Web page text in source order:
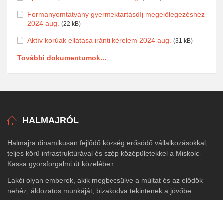
Formanyomtatvány gyermektartásdíj megelőlegezéshez
2024 aug.
(22 kB)
Aktív korúak ellátása iránti kérelem 2024 aug. (31 kB)
További dokumentumok...
HALMAJRÓL
Halmajra dinamikusan fejlődő község erősödő vállalkozásokkal,
teljes körű infrastruktúrával és szép középületekkel a Miskolc-
Kassa gyorsforgalmi út közelében.
Lakói olyan emberek, akik megbecsülve a múltat és az elődök
nehéz, áldozatos munkáját, bizakodva tekintenek a jövőbe.